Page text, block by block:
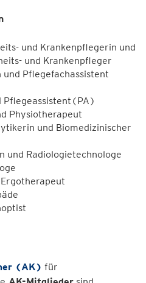
und Krankenpflegerin und
und Krankenpfleger
Pflegefachassistent
Pflegeassistent(PA)
Physiotherapeut
und Biomedizinischer
und Radiologietechnologe
(AK) für